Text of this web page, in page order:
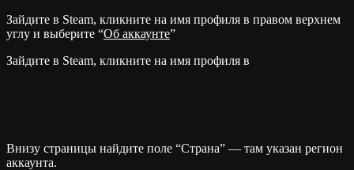
Зайдите в Steam, кликните на имя профиля в правом верхнем
углу и выберите “Об аккаунте”
Зайдите в Steam, кликните на имя профиля в
Внизу страницы найдите поле “Страна” — там указан регион
аккаунта.